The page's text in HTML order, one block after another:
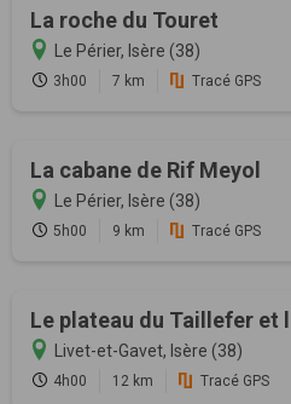
La roche du Touret
Le Périer, Isère (38)
3h00 7 km Tracé GPS
La cabane de Rif Meyol
Le Périer, Isère (38)
5h00 9 km Tracé GPS
Le plateau du Taillefer et
Livet-et-Gavet, Isère (38)
4h00 12 km Tracé GPS